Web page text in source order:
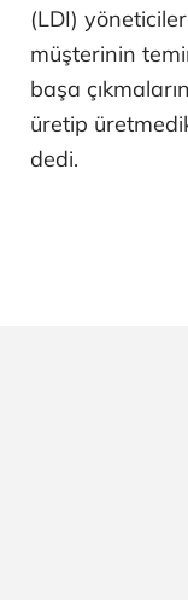
(LDI)
müşterinin
başa
üretip
dedi.